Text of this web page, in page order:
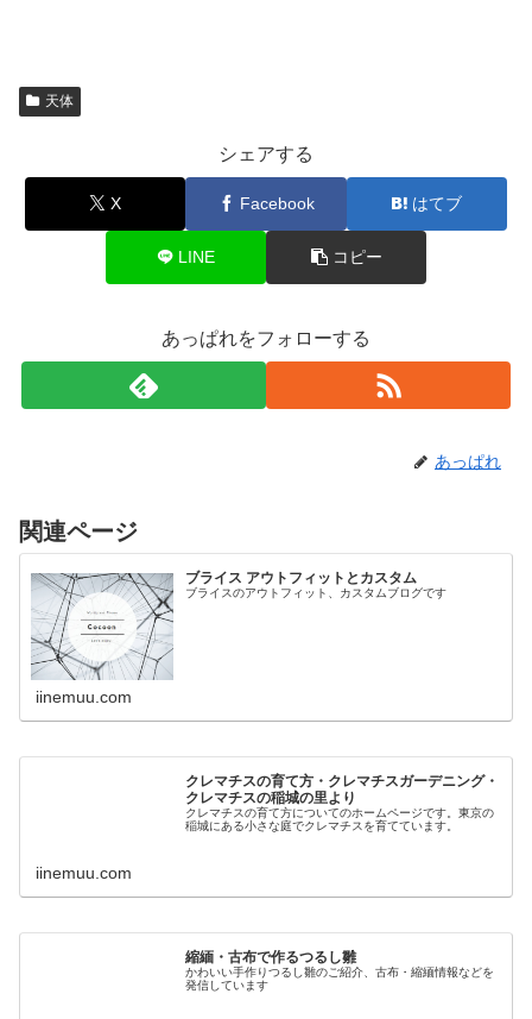
天体
シェアする
X Facebook はてブ
LINE コピー
あっぱれをフォローする
あっぱれ
関連ページ
ブライス アウトフィットとカスタム
ブライスのアウトフィット、カスタムブログです
iinemuu.com
クレマチスの育て方・クレマチスガーデニング・
クレマチスの稲城の里より
クレマチスの育て方についてのホームページです。東京の
稲城にある小さな庭でクレマチスを育てています。
iinemuu.com
縮緬・古布で作るつるし雛
かわいい手作りつるし雛のご紹介、古布・縮緬情報などを
発信しています